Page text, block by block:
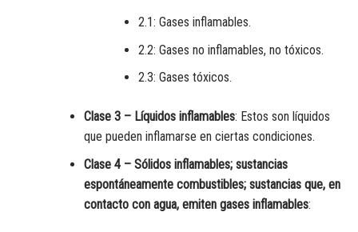
2.1: Gases inflamables.
2.2: Gases no inflamables, no tóxicos.
2.3: Gases tóxicos.
Clase 3 – Líquidos inflamables: Estos son líquidos
que pueden inflamarse en ciertas condiciones.
Clase 4 – Sólidos inflamables; sustancias
espontáneamente combustibles; sustancias que, en
contacto con agua, emiten gases inflamables: